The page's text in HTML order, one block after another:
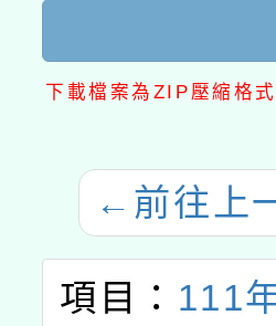
下載檔案為ZIP壓縮格
← 前往上
項目： 111